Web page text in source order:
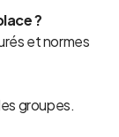
?
et normes
groupes.